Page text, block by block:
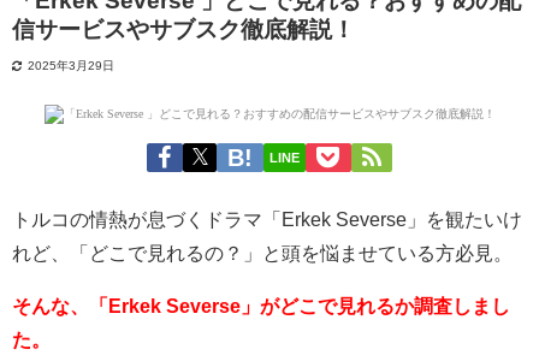
信サービスやサブスク徹底解説！
2025年3月29日
LINE
トルコの情熱が息づくドラマ「Erkek Severse」を観たいけ
れど、「どこで見れるの？」と頭を悩ませている方必見。
そんな、「Erkek Severse」がどこで見れるか調査しまし
た。